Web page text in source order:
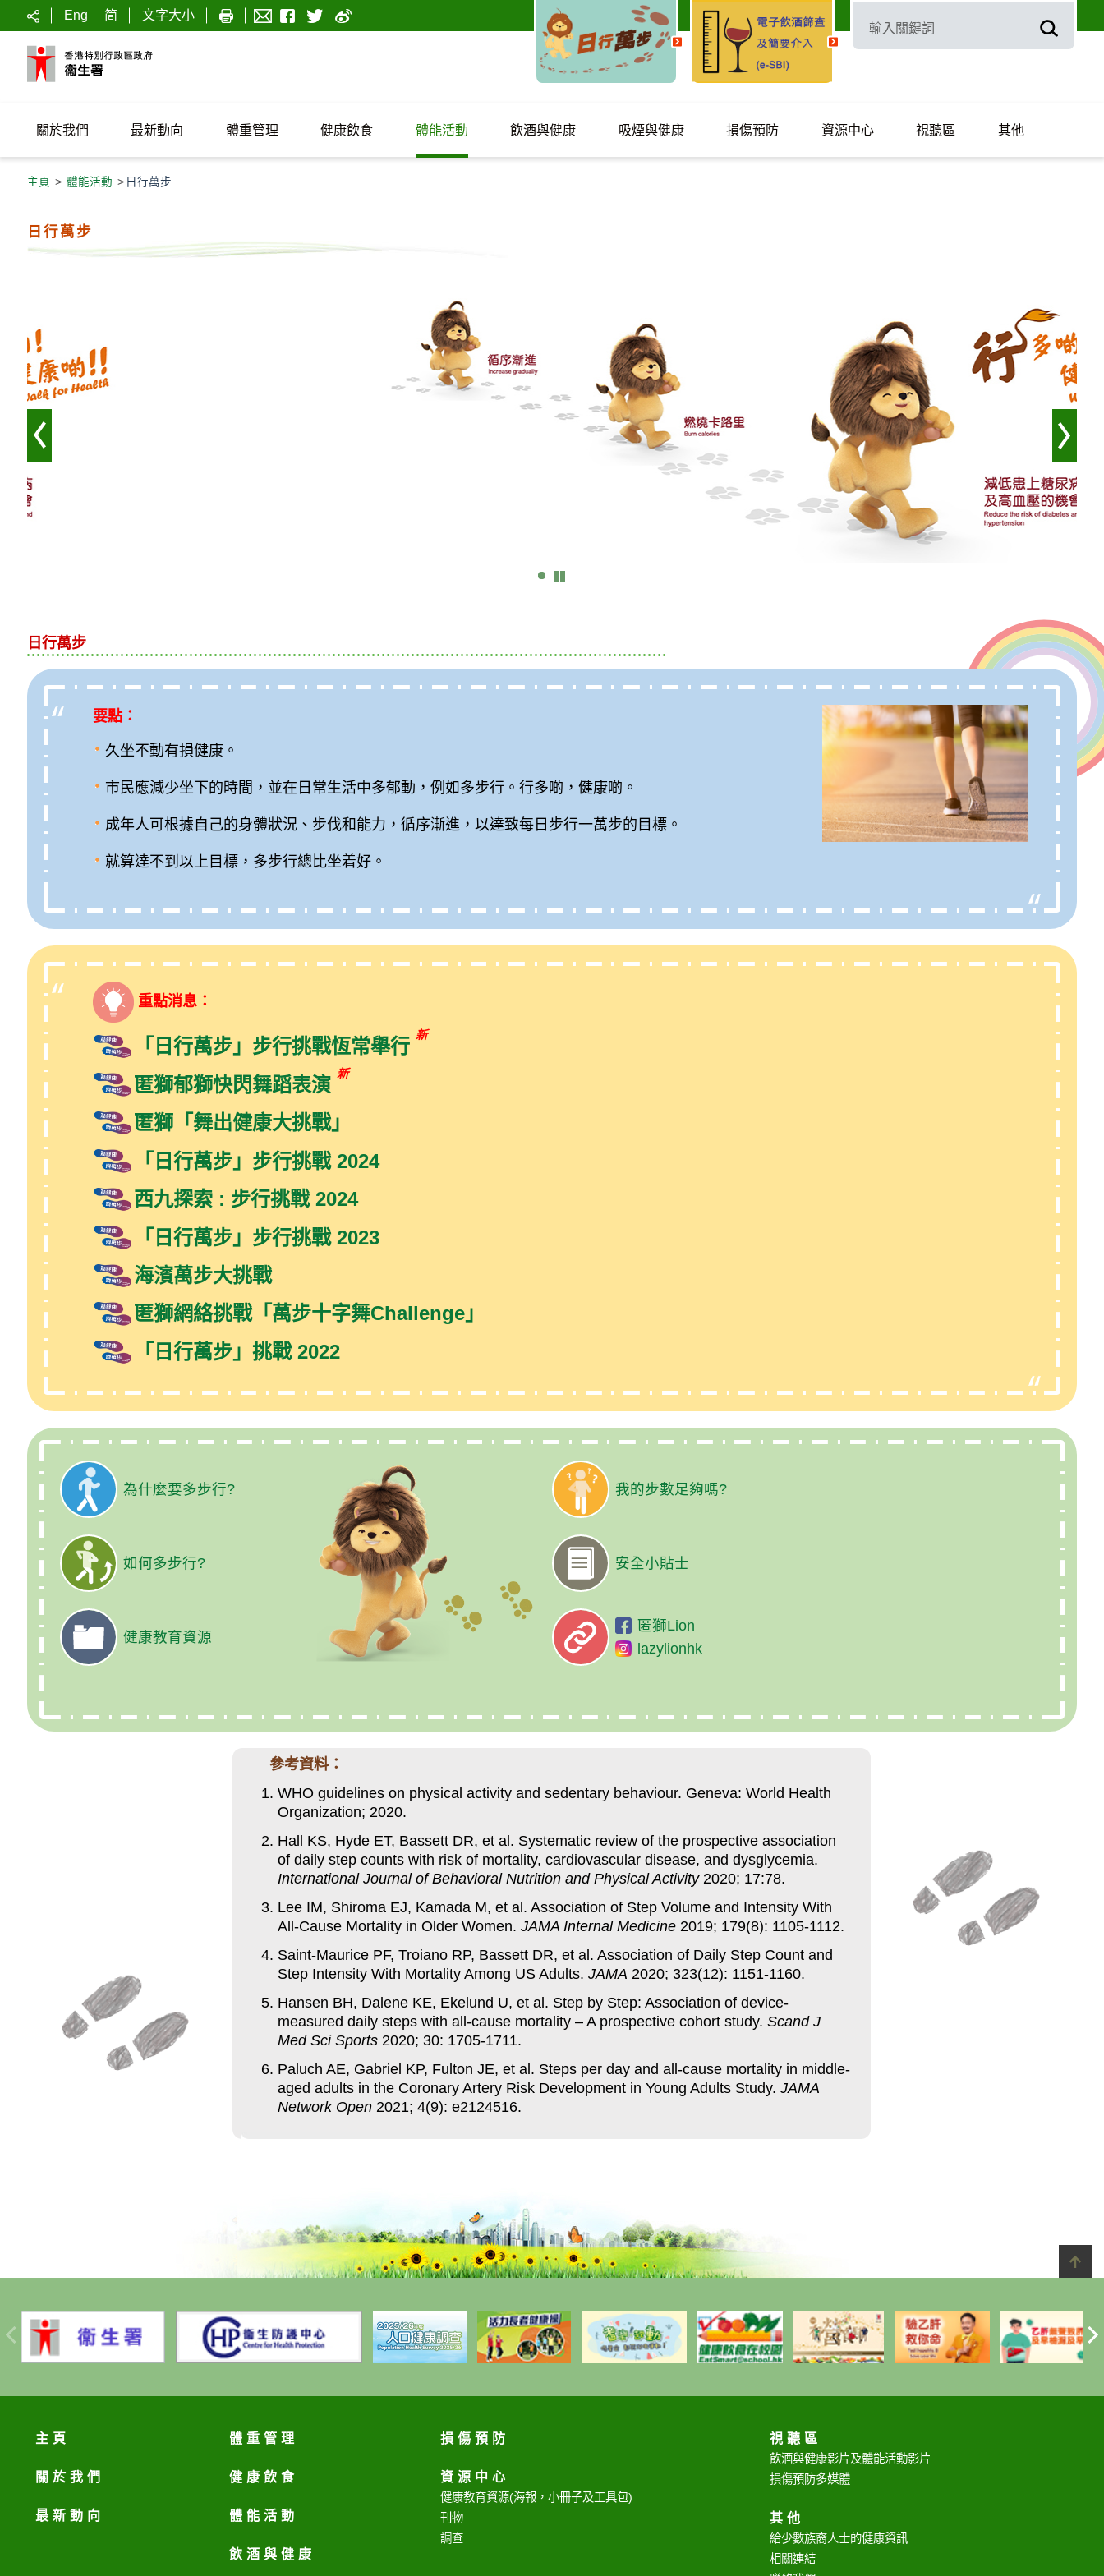
Eng 简 文字大小
關於我們 最新動向 體重管理 健康飲食 體能活動 飲酒與健康 吸煙與健康 損傷預防 資源中心 視聽區 其他
主頁 > 體能活動 > 日行萬步
日行萬步
日行萬步
要點：
久坐不動有損健康。
市民應減少坐下的時間，並在日常生活中多郁動，例如多步行。行多啲，健康啲。
成年人可根據自己的身體狀況、步伐和能力，循序漸進，以達致每日步行一萬步的目標。
就算達不到以上目標，多步行總比坐着好。
重點消息：
「日行萬步」步行挑戰恆常舉行 新
匿獅郁獅快閃舞蹈表演 新
匿獅「舞出健康大挑戰」
「日行萬步」步行挑戰 2024
西九探索 : 步行挑戰 2024
「日行萬步」步行挑戰 2023
海濱萬步大挑戰
匿獅網絡挑戰「萬步十字舞Challenge」
「日行萬步」挑戰 2022
為什麼要多步行?
如何多步行?
健康教育資源
我的步數足夠嗎?
安全小貼士
匿獅Lion
lazylionhk
參考資料：
WHO guidelines on physical activity and sedentary behaviour. Geneva: World Health
Organization; 2020.
Hall KS, Hyde ET, Bassett DR, et al. Systematic review of the prospective association
of daily step counts with risk of mortality, cardiovascular disease, and dysglycemia.
International Journal of Behavioral Nutrition and Physical Activity2020; 17:78.
Lee IM, Shiroma EJ, Kamada M, et al. Association of Step Volume and Intensity With
All-Cause Mortality in Older Women. JAMA Internal Medicine2019; 179(8): 1105-1112.
Saint-Maurice PF, Troiano RP, Bassett DR, et al. Association of Daily Step Count and
Step Intensity With Mortality Among US Adults. JAMA 2020; 323(12): 1151-1160.
Hansen BH, Dalene KE, Ekelund U, et al. Step by Step: Association of device-
measured daily steps with all-cause mortality – A prospective cohort study. Scand J
Med Sci Sports2020; 30: 1705-1711.
Paluch AE, Gabriel KP, Fulton JE, et al. Steps per day and all-cause mortality in middle-
aged adults in the Coronary Artery Risk Development in Young Adults Study. JAMA
Network Open2021; 4(9): e2124516.
主頁
關於我們
最新動向
體重管理
健康飲食
體能活動
飲酒與健康
損傷預防
資源中心
健康教育資源(海報，小冊子及工具包)
刊物
調查
視聽區
飲酒與健康影片及體能活動影片
損傷預防多媒體
其他
給少數族裔人士的健康資訊
相關連結